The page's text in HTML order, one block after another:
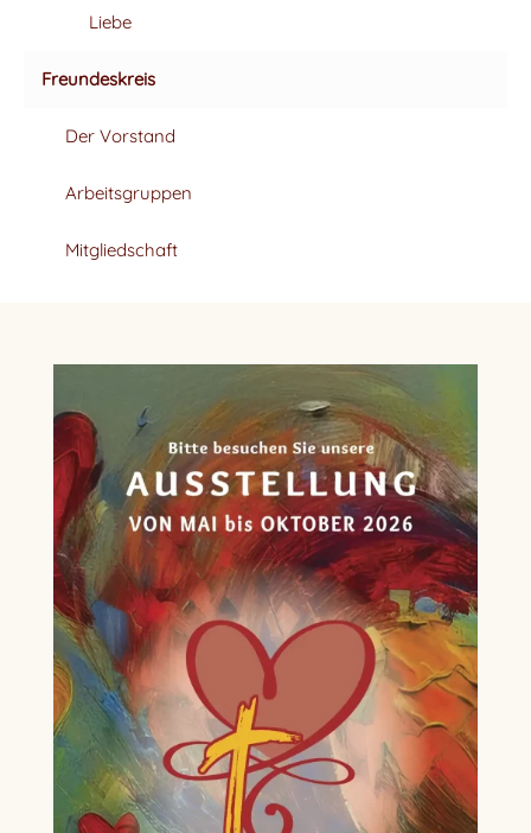
Liebe
Freundeskreis
Der Vorstand
Arbeitsgruppen
Mitgliedschaft